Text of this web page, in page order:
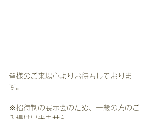
皆様のご来場心よりお待ちしておりま
す。
※招待制の展示会のため、一般の方のご